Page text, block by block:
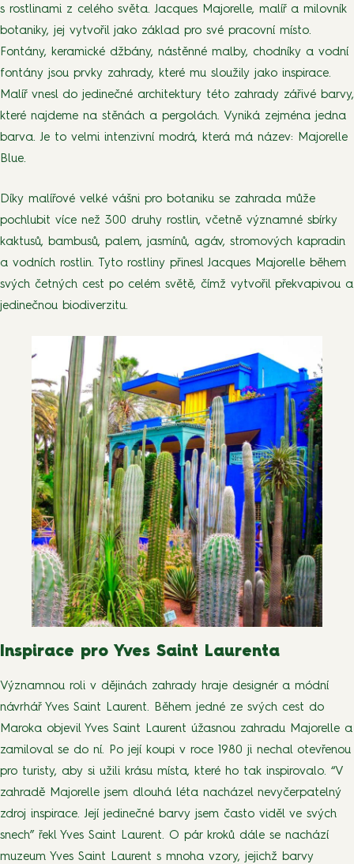
s rostlinami z celého světa. Jacques Majorelle, malíř a milovník
botaniky, jej vytvořil jako základ pro své pracovní místo.
Fontány, keramické džbány, nástěnné malby, chodníky a vodní
fontány jsou prvky zahrady, které mu sloužily jako inspirace.
Malíř vnesl do jedinečné architektury této zahrady zářivé barvy,
které najdeme na stěnách a pergolách. Vyniká zejména jedna
barva. Je to velmi intenzivní modrá, která má název: Majorelle
Blue.
Díky malířové velké vášni pro botaniku se zahrada může
pochlubit více než 300 druhy rostlin, včetně významné sbírky
kaktusů, bambusů, palem, jasmínů, agáv, stromových kapradin
a vodních rostlin. Tyto rostliny přinesl Jacques Majorelle během
svých četných cest po celém světě, čímž vytvořil překvapivou a
jedinečnou biodiverzitu.
Inspirace pro Yves Saint Laurenta
Významnou roli v dějinách zahrady hraje designér a módní
návrhář Yves Saint Laurent. Během jedné ze svých cest do
Maroka objevil Yves Saint Laurent úžasnou zahradu Majorelle a
zamiloval se do ní. Po její koupi v roce 1980 ji nechal otevřenou
pro turisty, aby si užili krásu místa, které ho tak inspirovalo. “V
zahradě Majorelle jsem dlouhá léta nacházel nevyčerpatelný
zdroj inspirace. Její jedinečné barvy jsem často viděl ve svých
snech” řekl Yves Saint Laurent. O pár kroků dále se nachází
muzeum Yves Saint Laurent s mnoha vzory, jejichž barvy